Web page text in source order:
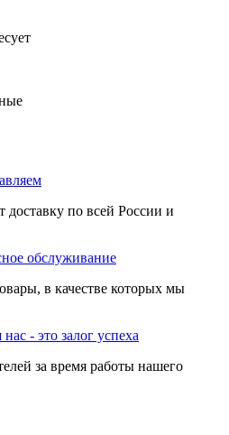
по всей России и
обслуживание
в качестве которых мы
- это залог успеха
за время работы нашего